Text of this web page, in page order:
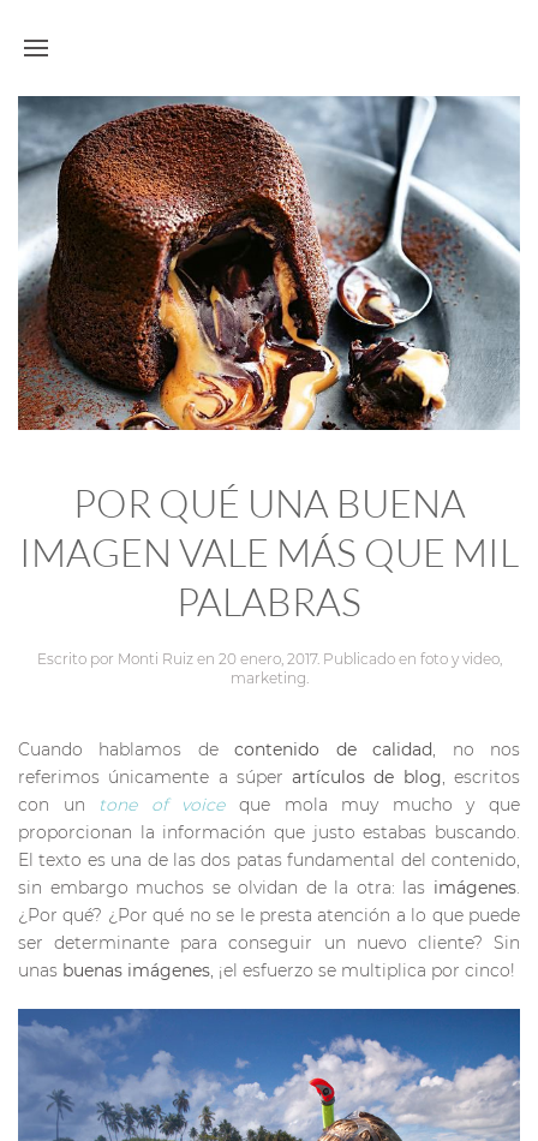
POR QUÉ UNA BUENA
IMAGEN VALE MÁS QUE MIL
PALABRAS
Escrito por Monti Ruizen 20 enero, 2017. Publicado en foto y video,
marketing.
Cuando hablamos decontenido de calidad, no nos
referimos únicamente a súperartículos de blog, escritos
con un tone of voiceque mola muy mucho y que
proporcionan la información que justo estabas buscando.
El texto es una de las dos patas fundamental del contenido,
sin embargo muchos se olvidan de la otra: las imágenes.
¿Por qué? ¿Por qué no se le presta atención a lo que puede
ser determinante para conseguir un nuevo cliente? Sin
unas buenas imágenes, ¡el esfuerzo se multiplica por cinco!